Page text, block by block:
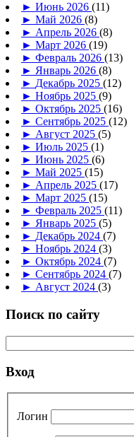
► Июнь 2026 (11)
► Май 2026 (8)
► Апрель 2026 (8)
► Март 2026 (19)
► Февраль 2026 (13)
► Январь 2026 (8)
► Декабрь 2025 (12)
► Ноябрь 2025 (9)
► Октябрь 2025 (16)
► Сентябрь 2025 (12)
► Август 2025 (5)
► Июль 2025 (1)
► Июнь 2025 (6)
► Май 2025 (15)
► Апрель 2025 (17)
► Март 2025 (15)
► Февраль 2025 (11)
► Январь 2025 (5)
► Декабрь 2024 (7)
► Ноябрь 2024 (3)
► Октябрь 2024 (7)
► Сентябрь 2024 (7)
► Август 2024 (3)
Поиск по сайту
Вход
Логин